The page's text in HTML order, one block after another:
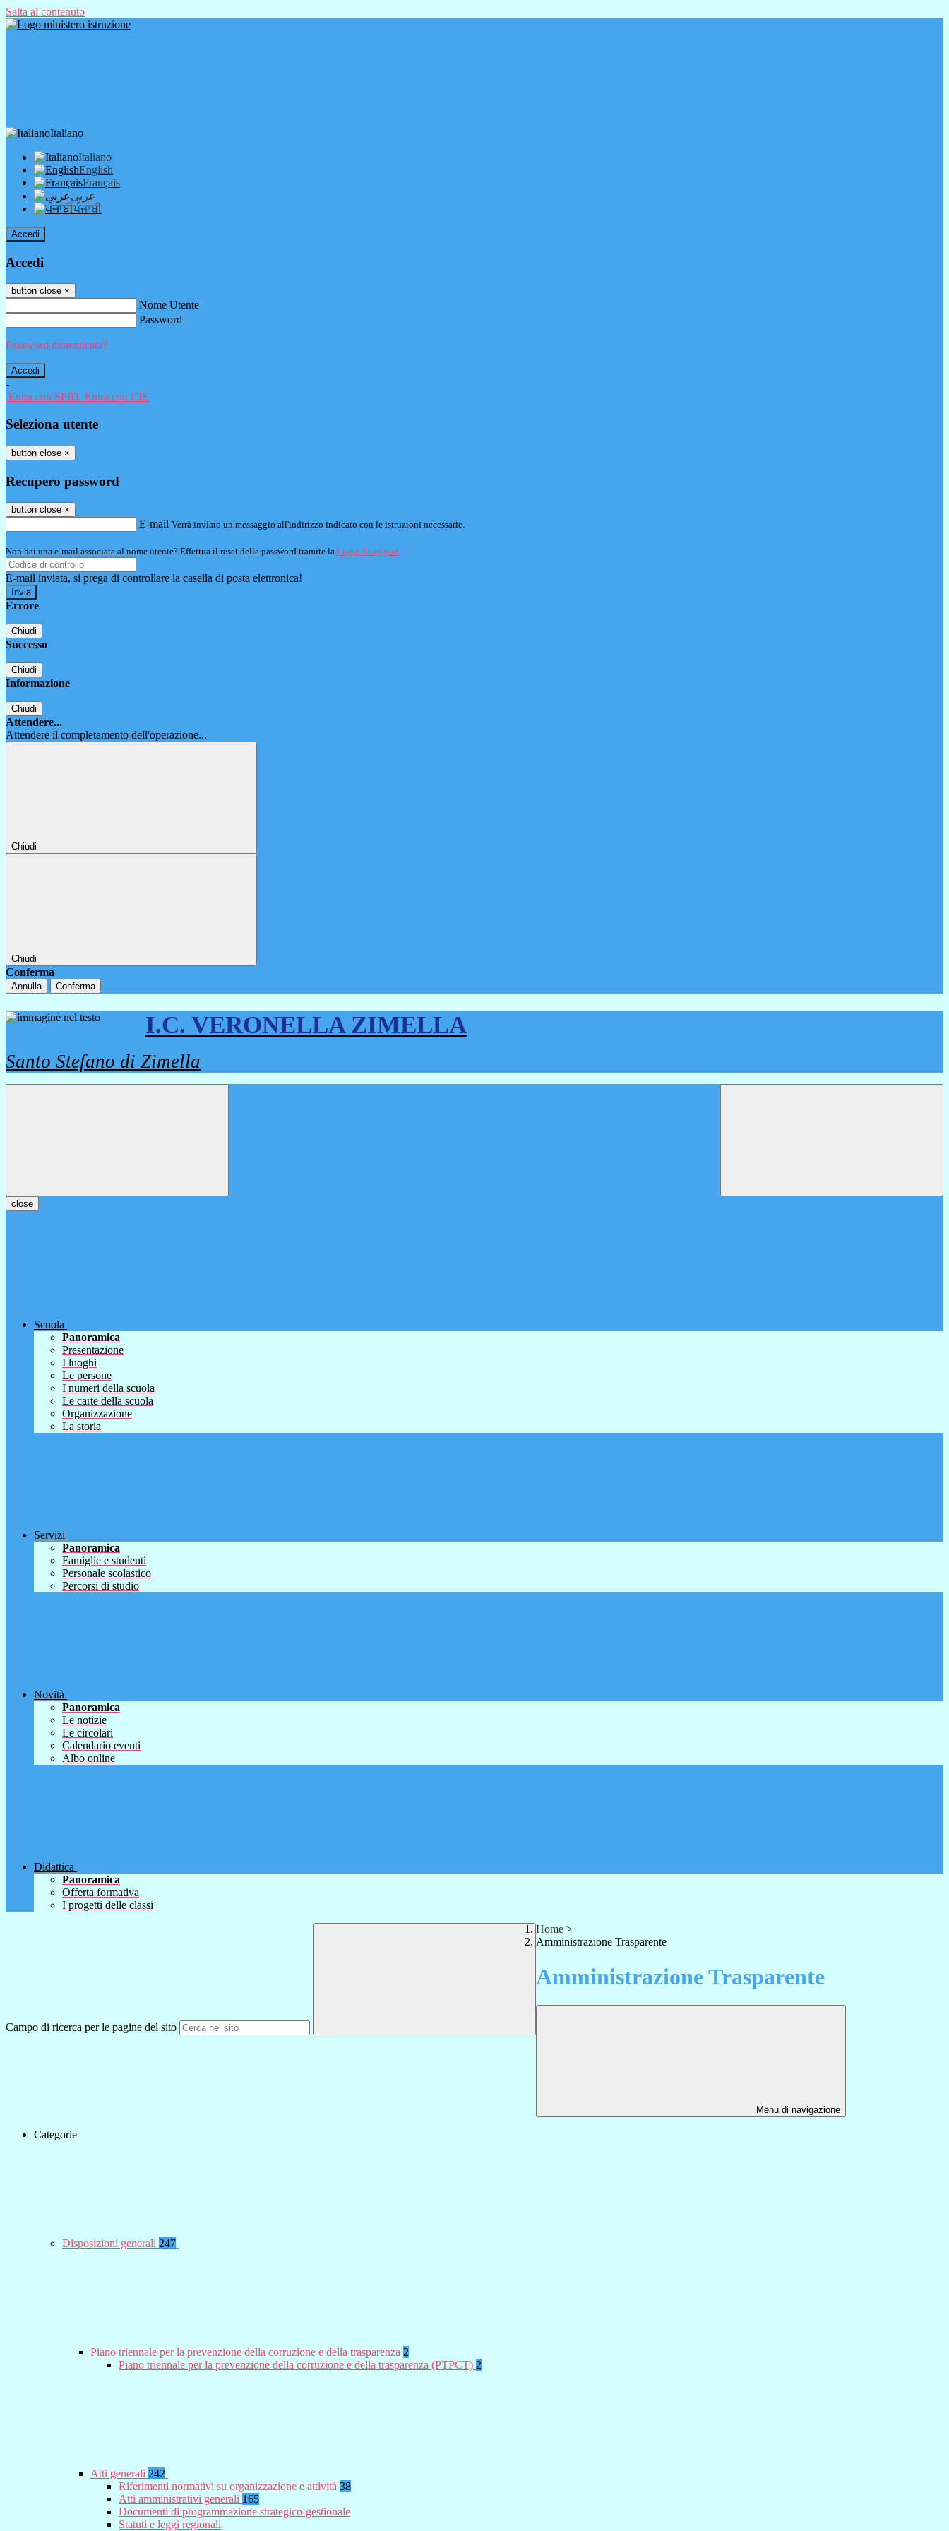
Salta al contenuto
Italiano
Italiano
English
Français
عربى
ਪੰਜਾਬੀ
Accedi
Accedi
button close ×
Nome Utente
Password
Password dimenticata?
-
Entra con SPID Entra con CIE
Seleziona utente
button close ×
Recupero password
button close ×
E-mail Verrà inviato un messaggio all'indirizzo indicato con le istruzioni necessarie.
Non hai una e-mail associata al nome utente? Effettua il reset della password tramite la Login Spaggiari
E-mail inviata, si prega di controllare la casella di posta elettronica!
Errore
Chiudi
Successo
Chiudi
Informazione
Chiudi
Attendere...
Attendere il completamento dell'operazione...
Chiudi
Chiudi
Conferma
Annulla Conferma
I.C. VERONELLA ZIMELLA
Santo Stefano di Zimella
close
Scuola
Panoramica
Presentazione
I luoghi
Le persone
I numeri della scuola
Le carte della scuola
Organizzazione
La storia
Servizi
Panoramica
Famiglie e studenti
Personale scolastico
Percorsi di studio
Novità
Panoramica
Le notizie
Le circolari
Calendario eventi
Albo online
Didattica
Panoramica
Offerta formativa
I progetti delle classi
Campo di ricerca per le pagine del sito
Home >
Amministrazione Trasparente
Amministrazione Trasparente
Menu di navigazione
Categorie
Disposizioni generali 247
Piano triennale per la prevenzione della corruzione e della trasparenza 2
Piano triennale per la prevenzione della corruzione e della trasparenza (PTPCT) 2
Atti generali 242
Riferimenti normativi su organizzazione e attività 38
Atti amministrativi generali 165
Documenti di programmazione strategico-gestionale
Statuti e leggi regionali